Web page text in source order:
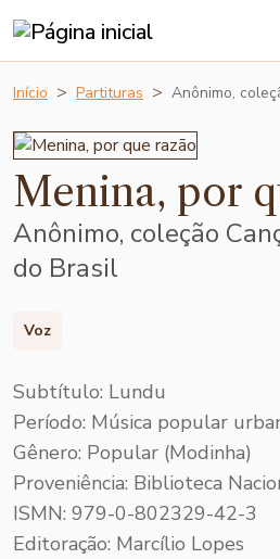
Início Partituras Anônimo,
Menina, por
Anônimo, coleção
do Brasil
Voz
Subtítulo: Lundu
Período: Música popular
Gênero: Popular (Modinha)
Proveniência: Biblioteca
ISMN: 979-0-802329-42-3
Editoração: Marcílio Lopes